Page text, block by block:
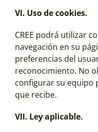
VI. Uso de cookies.
CREE podrá utilizar
navegación en su
preferencias del
reconocimiento. No
configurar su equipo
que recibe.
VII. Ley aplicable.